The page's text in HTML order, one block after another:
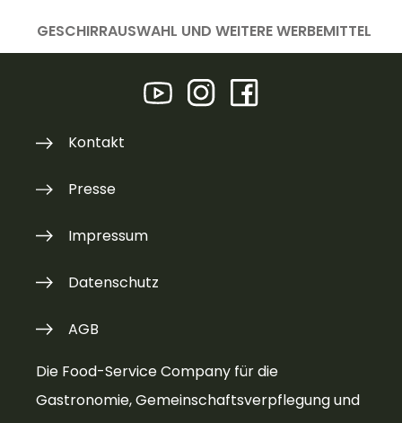
GESCHIRRAUSWAHL UND WEITERE WERBEMITTEL
Die Food-Service Company für die
Gastronomie, Gemeinschaftsverpflegung und
Kontakt
Presse
Impressum
Datenschutz
AGB